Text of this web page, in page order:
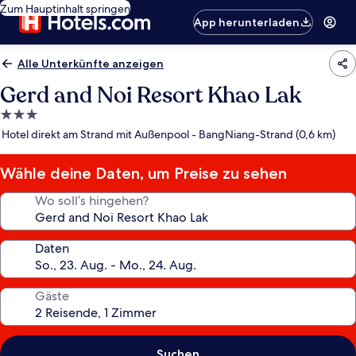
Zum Hauptinhalt springen
App herunterladen
Alle Unterkünfte anzeigen
Gerd and Noi Resort Khao Lak
3.0-
Sterne-
Hotel direkt am Strand mit Außenpool - BangNiang-Strand (0,6 km)
Wähle deine Daten, um Preise zu sehen
Wo soll’s hingehen?
Daten
Gäste